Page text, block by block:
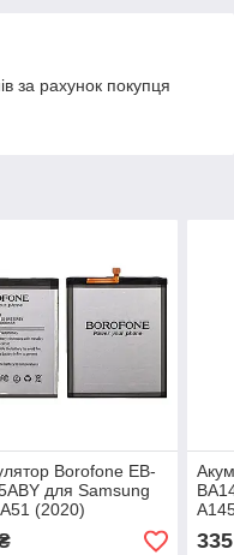
за рахунок покупця
Borofone EB-
для Samsung
(2020)
335